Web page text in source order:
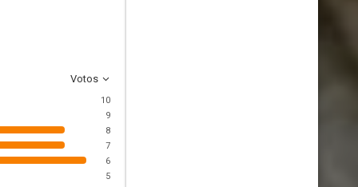
Votos
10
9
8
7
6
5